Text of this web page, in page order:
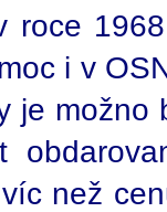
roce
i v
je možno
než